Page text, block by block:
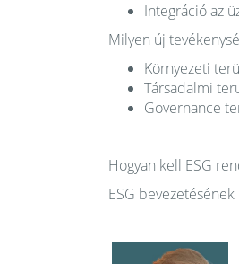
Integráció az
Milyen új
Környezeti
Társadalmi
Governance
Hogyan kell ESG
ESG